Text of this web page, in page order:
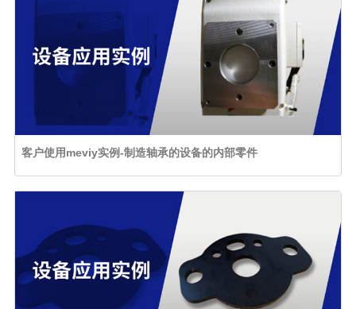
客户使用meviy实例-制造轴承的设备的内部零件